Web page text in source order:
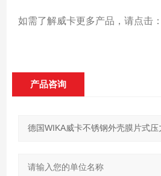
如需了解威卡更多产品，请点击：
产品咨询